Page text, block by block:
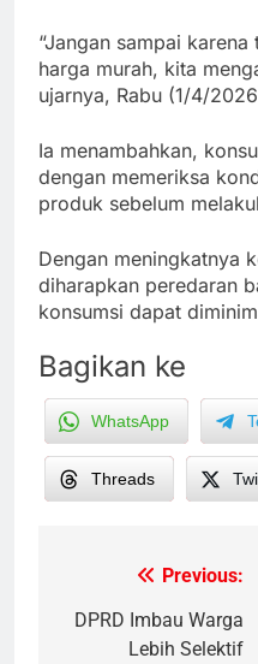
“Jangan sampai
harga murah, kita
ujarnya, Rabu (1/4/
Ia menambahkan,
dengan memeriksa
produk sebelum
Dengan meningkatnya
diharapkan peredaran
konsumsi dapat
Bagikan ke
WhatsApp
Threads
navigation
Previous:
DPRD Imbau Warga
Lebih Selektif